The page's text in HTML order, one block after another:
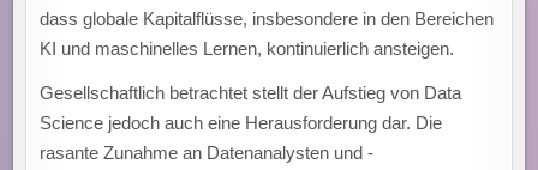
dass globale Kapitalflüsse, insbesondere in den Bereichen
KI und maschinelles Lernen, kontinuierlich ansteigen.
Gesellschaftlich betrachtet stellt der Aufstieg von Data
Science jedoch auch eine Herausforderung dar. Die
rasante Zunahme an Datenanalysten und -